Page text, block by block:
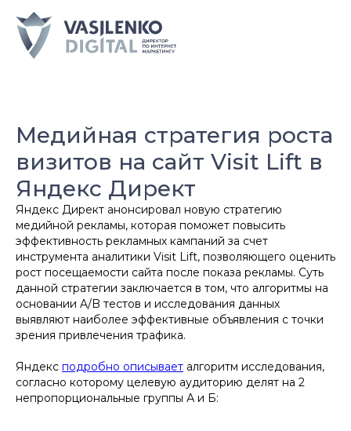
Медийная стратегия роста
визитов на сайт Visit Lift в
Яндекс Директ
Яндекс Директ анонсировал новую стратегию
медийной рекламы, которая поможет повысить
эффективность рекламных кампаний за счет
инструмента аналитики Visit Lift, позволяющего оценить
рост посещаемости сайта после показа рекламы. Суть
данной стратегии заключается в том, что алгоритмы на
основании A/B тестов и исследования данных
выявляют наиболее эффективные объявления с точки
зрения привлечения трафика.
Яндекс подробно описывает алгоритм исследования,
согласно которому целевую аудиторию делят на 2
непропорциональные группы А и Б: